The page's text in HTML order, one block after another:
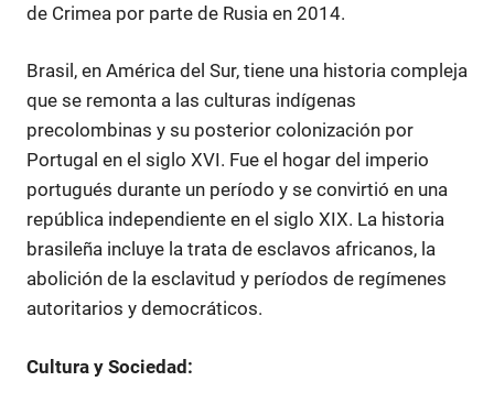
de Crimea por parte de Rusia en 2014.
Brasil, en América del Sur, tiene una historia compleja
que se remonta a las culturas indígenas
precolombinas y su posterior colonización por
Portugal en el siglo XVI. Fue el hogar del imperio
portugués durante un período y se convirtió en una
república independiente en el siglo XIX. La historia
brasileña incluye la trata de esclavos africanos, la
abolición de la esclavitud y períodos de regímenes
autoritarios y democráticos.
Cultura y Sociedad: